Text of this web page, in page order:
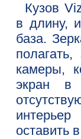
Кузов
в длину,
база.
камеры,
экран в
оставить